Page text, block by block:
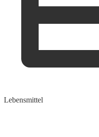
Lebensmittel